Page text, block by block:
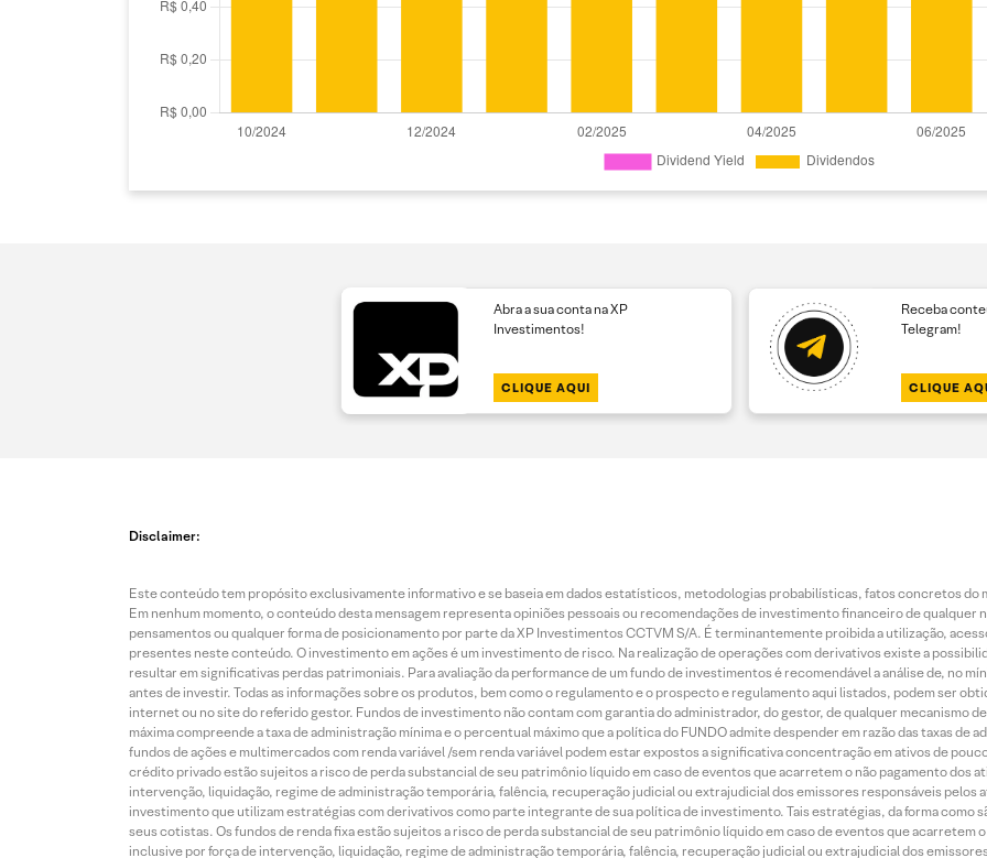
Abra a sua conta na XP
Investimentos!
CLIQUE AQUI
Receba
Telegram!
CLIQUE
Disclaimer:
Este conteúdo tem propósito exclusivamente informativo e se baseia em dados estatísticos, metodologias probabilísticas, fatos concretos do
Em nenhum momento, o conteúdo desta mensagem representa opiniões pessoais ou recomendações de investimento financeiro de qualquer
pensamentos ou qualquer forma de posicionamento por parte da XP Investimentos CCTVM S/A. É terminantemente proibida a utilização,
presentes neste conteúdo. O investimento em ações é um investimento de risco. Na realização de operações com derivativos existe a
resultar em significativas perdas patrimoniais. Para avaliação da performance de um fundo de investimentos é recomendável a análise de, no
antes de investir. Todas as informações sobre os produtos, bem como o regulamento e o prospecto e regulamento aqui listados, podem ser
internet ou no site do referido gestor. Fundos de investimento não contam com garantia do administrador, do gestor, de qualquer mecanismo
máxima compreende a taxa de administração mínima e o percentual máximo que a política do FUNDO admite despender em razão das taxas
fundos de ações e multimercados com renda variável /sem renda variável podem estar expostos a significativa concentração em ativos de
crédito privado estão sujeitos a risco de perda substancial de seu patrimônio líquido em caso de eventos que acarretem o não pagamento dos
intervenção, liquidação, regime de administração temporária, falência, recuperação judicial ou extrajudicial dos emissores responsáveis pelos
investimento que utilizam estratégias com derivativos como parte integrante de sua política de investimento. Tais estratégias, da forma como
seus cotistas. Os fundos de renda fixa estão sujeitos a risco de perda substancial de seu patrimônio líquido em caso de eventos que acarretem
inclusive por força de intervenção, liquidação, regime de administração temporária, falência, recuperação judicial ou extrajudicial dos